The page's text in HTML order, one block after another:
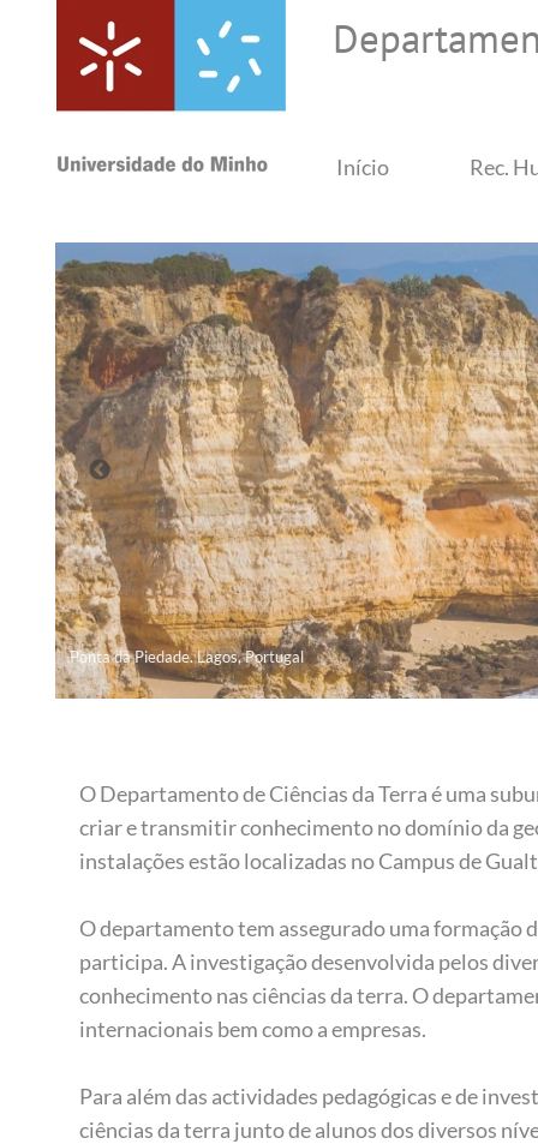
Início Rec.
Ponta da Piedade. Lagos, Portugal
O Departamento de Ciências da Terra é uma
criar e transmitir conhecimento no domínio da
instalações estão localizadas no Campus de
O departamento tem assegurado uma formação
participa. A investigação desenvolvida pelos
conhecimento nas ciências da terra. O
internacionais bem como a empresas.
Para além das actividades pedagógicas e de
ciências da terra junto de alunos dos diversos